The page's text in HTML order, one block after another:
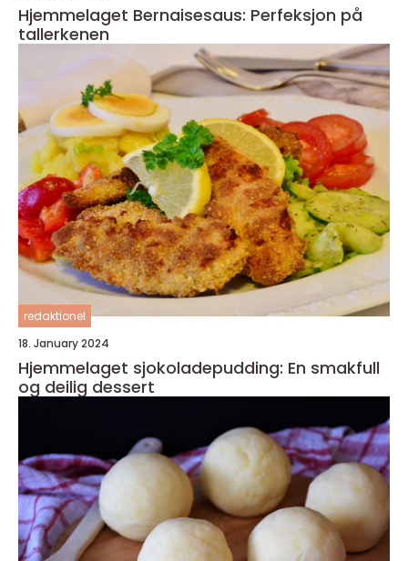
Hjemmelaget Bernaisesaus: Perfeksjon på
tallerkenen
redaktionel
18. January 2024
Hjemmelaget sjokoladepudding: En smakfull
og deilig dessert